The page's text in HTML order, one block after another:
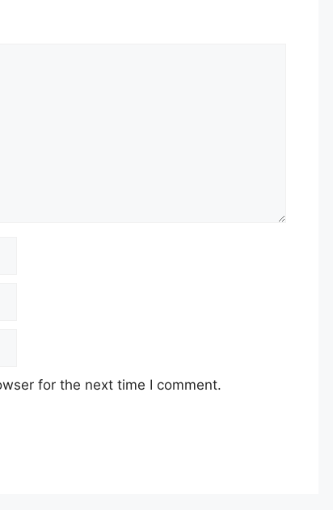
for the next time I comment.